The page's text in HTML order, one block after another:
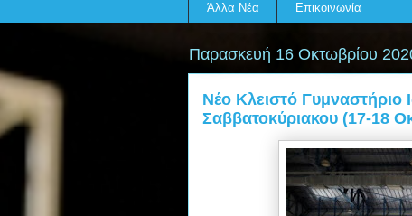
Άλλα Νέα Επικοινωνία
Παρασκευή 16 Οκτωβρίου
Νέο Κλειστό
Σαββατοκύριακου (17-18